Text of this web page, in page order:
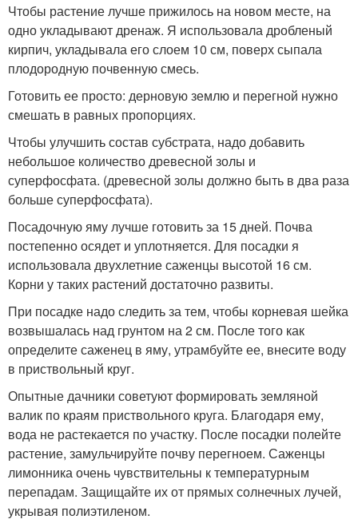
Чтобы растение лучше прижилось на новом месте, на
одно укладывают дренаж. Я использовала дробленый
кирпич, укладывала его слоем 10 см, поверх сыпала
плодородную почвенную смесь.
Готовить ее просто: дерновую землю и перегной нужно
смешать в равных пропорциях.
Чтобы улучшить состав субстрата, надо добавить
небольшое количество древесной золы и
суперфосфата. (древесной золы должно быть в два раза
больше суперфосфата).
Посадочную яму лучше готовить за 15 дней. Почва
постепенно осядет и уплотняется. Для посадки я
использовала двухлетние саженцы высотой 16 см.
Корни у таких растений достаточно развиты.
При посадке надо следить за тем, чтобы корневая шейка
возвышалась над грунтом на 2 см. После того как
определите саженец в яму, утрамбуйте ее, внесите воду
в приствольный круг.
Опытные дачники советуют формировать земляной
валик по краям приствольного круга. Благодаря ему,
вода не растекается по участку. После посадки полейте
растение, замульчируйте почву перегноем. Саженцы
лимонника очень чувствительны к температурным
перепадам. Защищайте их от прямых солнечных лучей,
укрывая полиэтиленом.